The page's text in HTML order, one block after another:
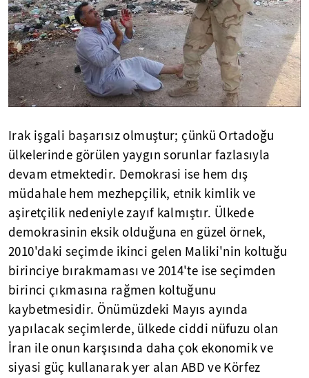
Irak işgali başarısız olmuştur; çünkü Ortadoğu
ülkelerinde görülen yaygın sorunlar fazlasıyla
devam etmektedir. Demokrasi ise hem dış
müdahale hem mezhepçilik, etnik kimlik ve
aşiretçilik nedeniyle zayıf kalmıştır. Ülkede
demokrasinin eksik olduğuna en güzel örnek,
2010'daki seçimde ikinci gelen Maliki'nin koltuğu
birinciye bırakmaması ve 2014'te ise seçimden
birinci çıkmasına rağmen koltuğunu
kaybetmesidir. Önümüzdeki Mayıs ayında
yapılacak seçimlerde, ülkede ciddi nüfuzu olan
İran ile onun karşısında daha çok ekonomik ve
siyasi güç kullanarak yer alan ABD ve Körfez